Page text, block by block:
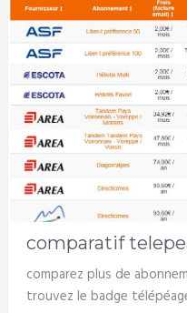
comparatif
comparez plus de
trouvez le badge